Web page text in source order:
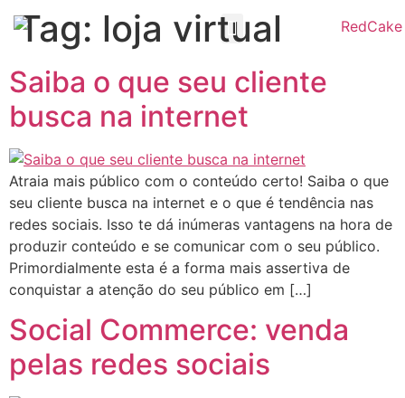
Tag: loja virtual
Saiba o que seu cliente
busca na internet
Atraia mais público com o conteúdo certo! Saiba o que
seu cliente busca na internet e o que é tendência nas
redes sociais. Isso te dá inúmeras vantagens na hora de
produzir conteúdo e se comunicar com o seu público.
Primordialmente esta é a forma mais assertiva de
conquistar a atenção do seu público em […]
Social Commerce: venda
pelas redes sociais